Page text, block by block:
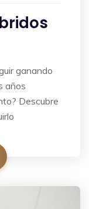
ganando
años
Descubre